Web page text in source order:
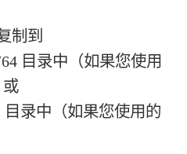
制到
目录中（如果您使用
或
目录中（如果您使用的